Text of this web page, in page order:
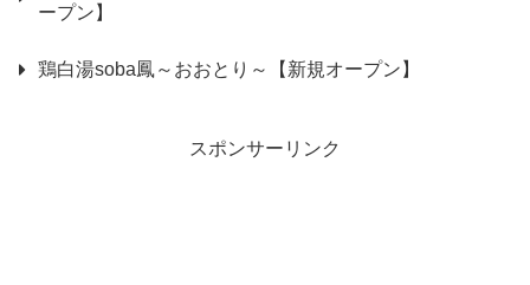
ープン】
鶏白湯soba鳳～おおとり～【新規オープン】
スポンサーリンク